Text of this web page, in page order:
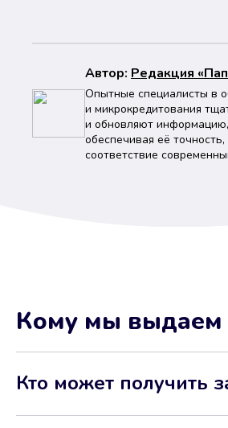
Автор: Peдaкция
Опытные специалисты в
и микрокредитования
и обновляют информацию,
обеспечивая её
соответствие
Кому мы
Кто может получить